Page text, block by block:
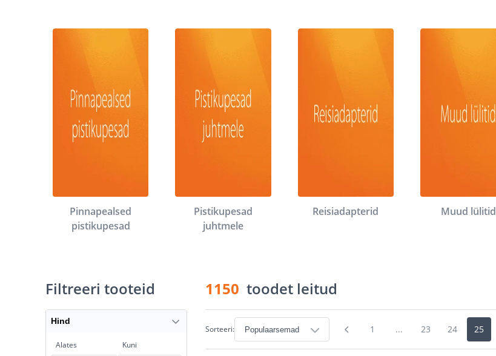
Pinnapealsed
pistikupesad
Pistikupesad
juhtmele
Reisiadapterid Muud lülitid
1150 toodet leitud
Sorteeri: 1 ... 23 24 25
Filtreeri tooteid
Hind
Alates Kuni